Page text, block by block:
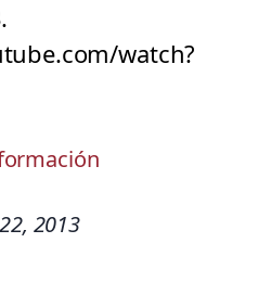
watch?
2013